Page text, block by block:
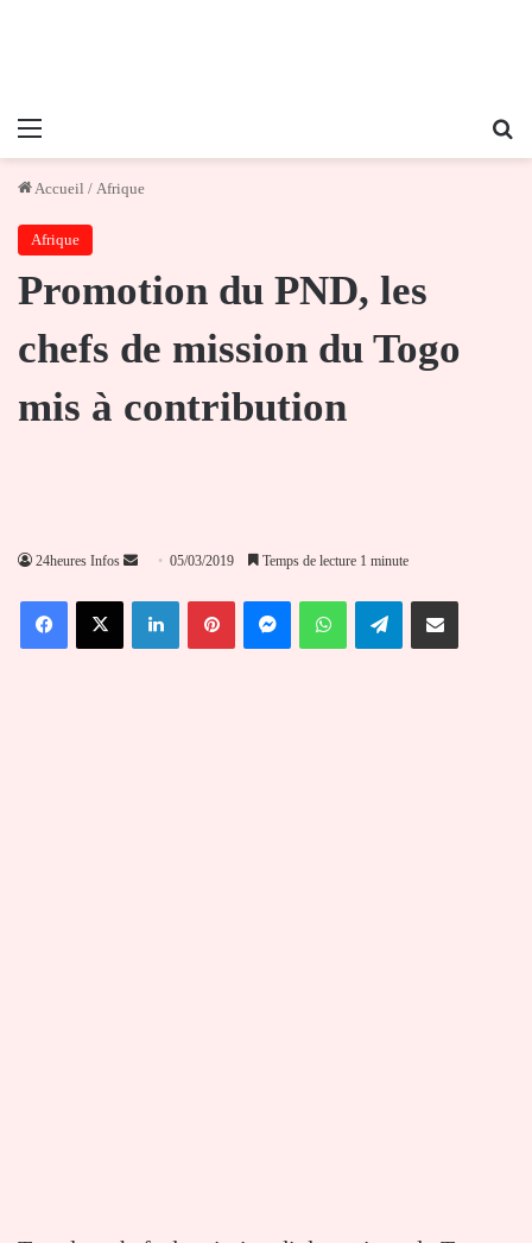
Menu
Accueil / Afrique
Afrique
Promotion du PND, les
chefs de mission du Togo
mis à contribution
24heures Infos
Envoyer
courriel
05/03/2019 Temps de lecture 1 minute
FacebookX LinkedinPinterestMessengerWhatsAppTelegramPartager par email